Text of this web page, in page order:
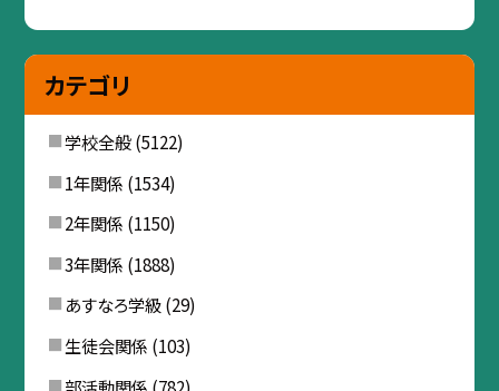
カテゴリ
学校全般(5122)
1年関係 (1534)
2年関係 (1150)
3年関係 (1888)
あすなろ学級(29)
生徒会関係 (103)